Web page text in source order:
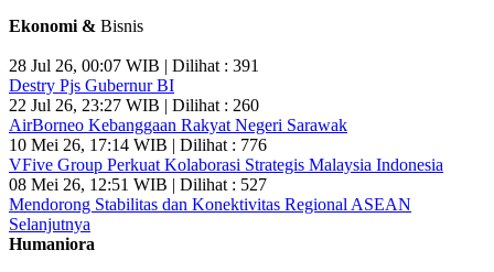
Ekonomi & Bisnis
28 Jul 26, 00:07 WIB | Dilihat : 391
Destry Pjs Gubernur BI
22 Jul 26, 23:27 WIB | Dilihat : 260
AirBorneo Kebanggaan Rakyat Negeri Sarawak
10 Mei 26, 17:14 WIB | Dilihat : 776
VFive Group Perkuat Kolaborasi Strategis Malaysia Indonesia
08 Mei 26, 12:51 WIB | Dilihat : 527
Mendorong Stabilitas dan Konektivitas Regional ASEAN
Selanjutnya
Humaniora